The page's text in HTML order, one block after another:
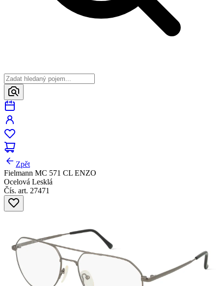
Zpět
Fielmann MC 571 CL ENZO
Ocelová Lesklá
Čís. art. 27471